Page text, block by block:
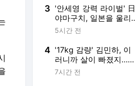
계 축구 분열 점점 더 커
진다, 찬반 국가 어디?
3 '안세영 강력 라이벌' 日
야마구치, 일본을 울리
다…"지진 피해 입은 이
하겠다" 세계선수권 2연
패 도전
5시간 전
4 '17kg 감량' 김민하, 이
러니까 살이 빠졌지…먹
방 예능 위해 "저녁 안
7시간 전